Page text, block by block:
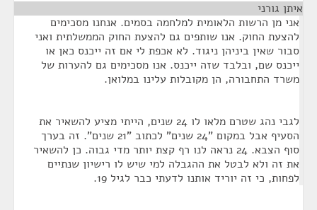
איתן גורני
אני מן הרשות הלאומית למלחמה בסמים. אנחנו מסכימים
להצעת החוק. אנו שותפים גם להצעת החוק הממשלתית ואני
סבור שאין ביניהן ניגוד. לא אכפת לי אם זה ייכנס כאן או
ייכנס שם, ובלבד שזה ייכנס. אנו מסכימים גם להערות של
משרד התחבורה, הן מקובלות עלינו במלואן.
לגבי נהג שטרם מלאו לו 24 שנים, הייתי מציע להשאיר את
הסעיף אבל במקום "24 שנים" לכתוב "21 שנים". זה בערך
סוף הצבא. 24 נראה לנו רף קצת יותר מדי גבוה. כן להשאיר
את זה ולא לבטל את ההגבלה למי שיש לו רישיון שנתיים
לפחות, כי זה יוריד אותנו לדעתי כבר לגיל 19.